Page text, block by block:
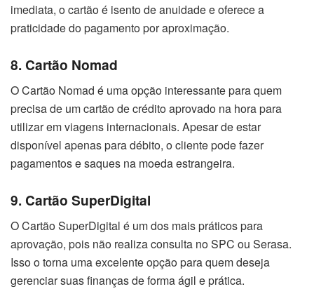
imediata, o cartão é isento de anuidade e oferece a
praticidade do pagamento por aproximação.
8. Cartão Nomad
O Cartão Nomad é uma opção interessante para quem
precisa de um cartão de crédito aprovado na hora para
utilizar em viagens internacionais. Apesar de estar
disponível apenas para débito, o cliente pode fazer
pagamentos e saques na moeda estrangeira.
9. Cartão SuperDigital
O Cartão SuperDigital é um dos mais práticos para
aprovação, pois não realiza consulta no SPC ou Serasa.
Isso o torna uma excelente opção para quem deseja
gerenciar suas finanças de forma ágil e prática.